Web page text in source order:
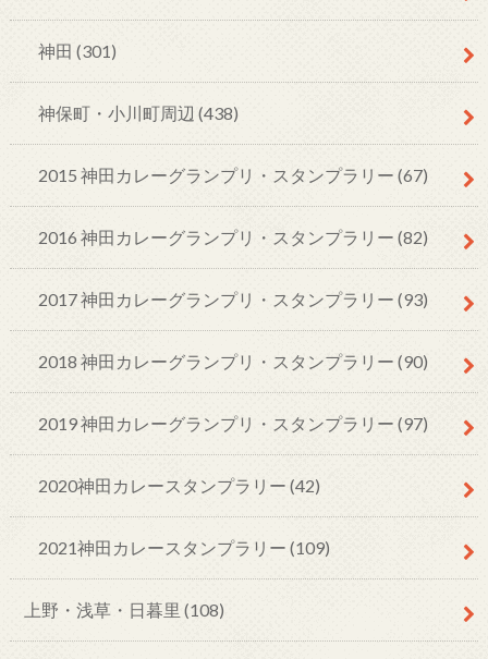
神田 (301)
神保町・小川町周辺 (438)
2015 神田カレーグランプリ・スタンプラリー (67)
2016 神田カレーグランプリ・スタンプラリー (82)
2017 神田カレーグランプリ・スタンプラリー (93)
2018 神田カレーグランプリ・スタンプラリー (90)
2019 神田カレーグランプリ・スタンプラリー (97)
2020神田カレースタンプラリー (42)
2021神田カレースタンプラリー (109)
上野・浅草・日暮里 (108)